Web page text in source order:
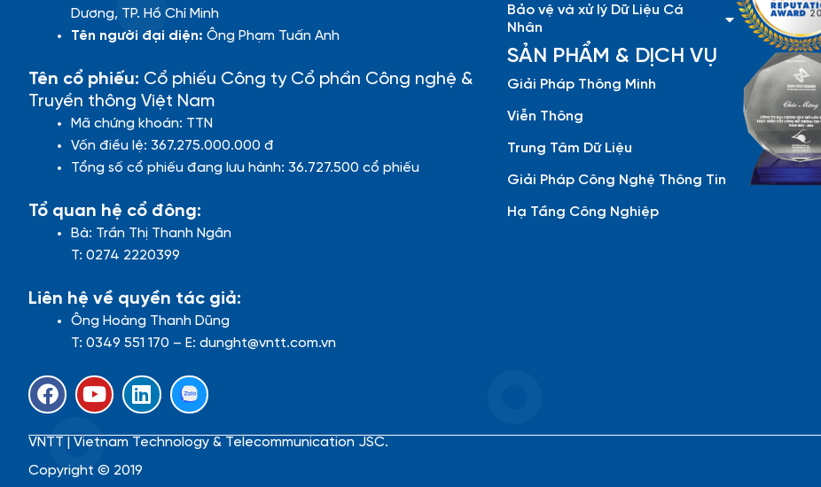
Dương, TP. Hồ Chí Minh
Tên người đại diện: Ông Phạm Tuấn Anh
Tên cổ phiếu: Cổ phiếu Công ty Cổ phần Công nghệ &
Truyền thông Việt Nam
Mã chứng khoán: TTN
Vốn điều lệ: 367.275.000.000 đ
Tổng số cổ phiếu đang lưu hành: 36.727.500 cổ phiếu
Tổ quan hệ cổ đông:
Bà: Trần Thị Thanh Ngân
T: 0274 2220399
Liên hệ về quyền tác giả:
Ông Hoàng Thanh Dũng
T: 0349 551 170 – E: dunght@vntt.com.vn
F
a
e
b
Y
o
t
u
L
i
k
e
Bảo vệ và xử lý Dữ Liệu Cá
Nhân
SẢN PHẨM & DỊCH VỤ
Giải Pháp Thông Minh
Viễn Thông
Trung Tâm Dữ Liệu
Giải Pháp Công Nghệ Thông Tin
Hạ Tầng Công Nghiệp
VNTT | Vietnam Technology & Telecommunication JSC.
Copyright © 2019